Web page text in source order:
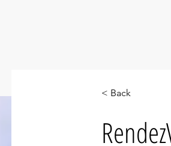
< Back